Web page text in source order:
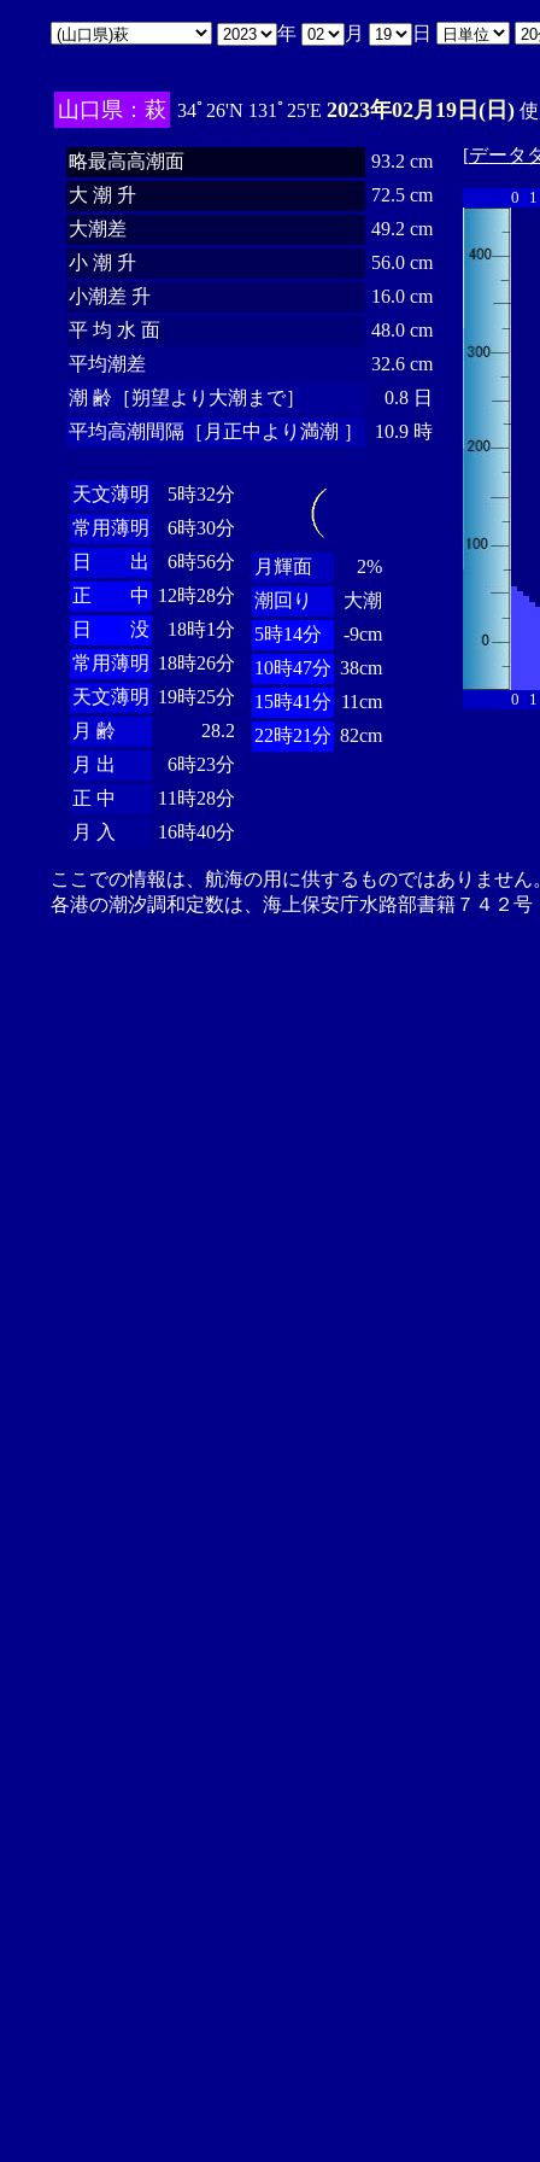
年 月 日
山口県：萩 34ﾟ26'N 131ﾟ25'E 2023年02月19日(日)
略最高高潮面
93.2 cm
大 潮 升
72.5 cm
大潮差
49.2 cm
小 潮 升
56.0 cm
小潮差 升
16.0 cm
平 均 水 面
48.0 cm
平均潮差
32.6 cm
潮 齢［朔望より大潮まで］
0.8 日
平均高潮間隔［月正中より満潮 ］
10.9 時
天文薄明
5時32分
常用薄明
6時30分
日 出
6時56分
正 中 12時28分
日 没
18時1分
常用薄明 18時26分
天文薄明 19時25分
月 齢
28.2
月 出
6時23分
正 中
11時28分
月 入
16時40分
月輝面
2%
潮回り
大潮
5時14分
-9cm
10時47分 38cm
15時41分 11cm
22時21分 82cm
[データ
0 1
0 1
ここでの情報は、航海の用に供するものではありませ
各港の潮汐調和定数は、海上保安庁水路部書籍７４２